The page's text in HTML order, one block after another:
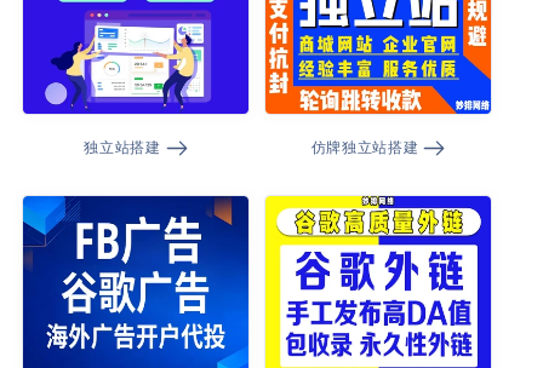
独立站搭建 仿牌独立站搭建